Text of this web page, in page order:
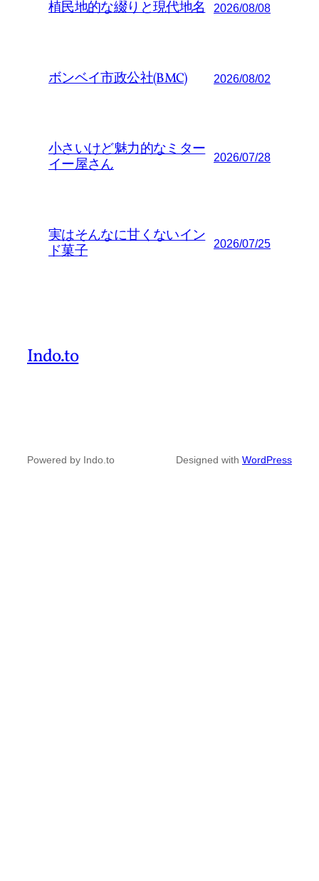
植民地的な綴りと現代地名 2026/08/08
ボンベイ市政公社(BMC) 2026/08/02
小さいけど魅力的なミター
イー屋さん
2026/07/28
実はそんなに甘くないイン
ド菓子
2026/07/25
Indo.to
Powered by Indo.to Designed with WordPress